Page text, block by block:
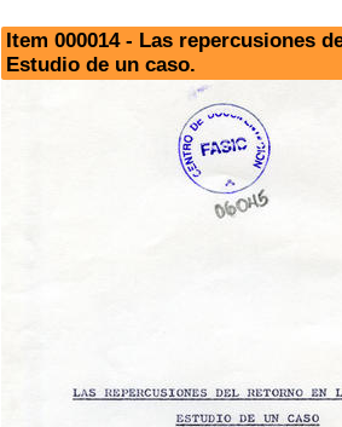
Item 000014 - Las repercusiones
Estudio de un caso.